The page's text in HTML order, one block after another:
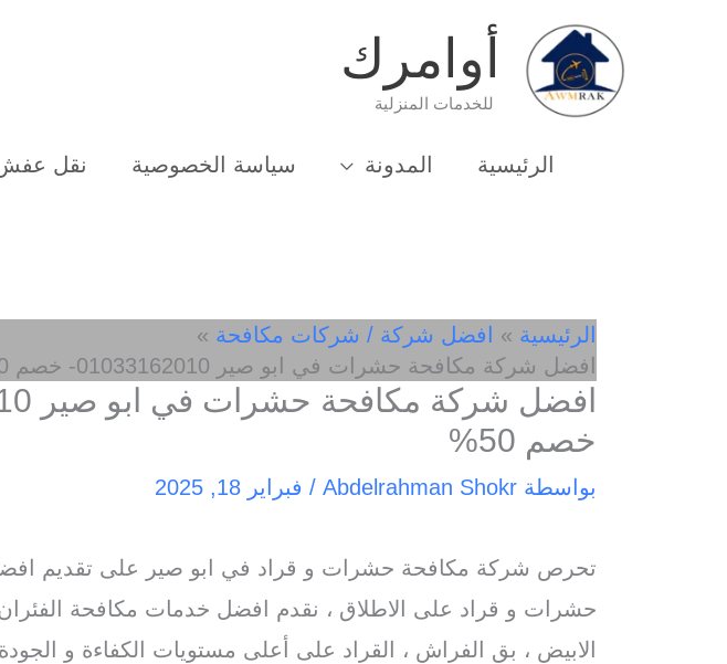
أوامرك
للخدمات المنزلية
الرئيسية المدونة سياسة الخصوصية نقل
الرئيسية
افضل شركة / شركات مكافحة
افضل شركة مكافحة حشرات في ابو صير 01033162010- خصم 50%
خصم 50%
بواسطة Abdelrahman Shokr
/ فبراير 18, 2025
تحرص شركة مكافحة حشرات و قراد في ابو صير على تقديم
حشرات و قراد على الاطلاق ، نقدم افضل خدمات مكافحة الفئران
الابيض ، بق الفراش ، القراد على أعلى مستويات الكفاءة و